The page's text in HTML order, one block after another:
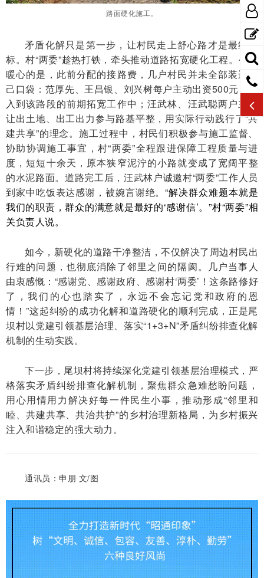
路面硬化施工。
矛盾化解只是第一步，让村民走上舒心路才是最终目
标。村“两委”趁热打铁，牵头推动道路拓宽硬化工程。令人
暖心的是，此前分配的接路费，几户村民并未全部装进自
己口袋：范厚先、王昌银、刘兴树每户主动出资500元，投
入到该路段的前期拓宽工作中；汪武林、汪武聪两户主动
让出土地、出工出力参与路基平整，用实际行动践行了“共
建共享”的理念。施工过程中，村民们积极参与施工监督、
协助协调施工事宜，村“两委”全程跟进保障工程质量与进
度，短短十余天，原本狭窄泥泞的小路就变成了宽阔平整
的水泥路面。道路完工后，汪武林户诚邀村“两委”工作人员
到家中吃饭表达感谢，被婉言谢绝。“解决群众难题本就是
我们的职责，群众的满意就是最好的‘感谢信’。”村“两委”相
关负责人说。
如今，新硬化的道路干净整洁，不仅解决了周边村民出
行难的问题，也彻底消除了邻里之间的隔阂。几户当事人
由衷感慨：“感谢党、感谢政府、感谢村‘两委’ ！这条路修好
了，我们的心也踏实了，永远不会忘记党和政府的恩
情！”这起纠纷的成功化解和道路硬化的顺利完成，正是尾
坝村以党建引领基层治理、落实“1+3+N”矛盾纠纷排查化解
机制的生动实践。
下一步，尾坝村将持续深化党建引领基层治理模式，严
格落实矛盾纠纷排查化解机制，聚焦群众急难愁盼问题，
用心用情用力解决好每一件民生小事，推动形成“邻里和
睦、共建共享、共治共护”的乡村治理新格局，为乡村振兴
注入和谐稳定的强大动力。
通讯员：申朋 文/图